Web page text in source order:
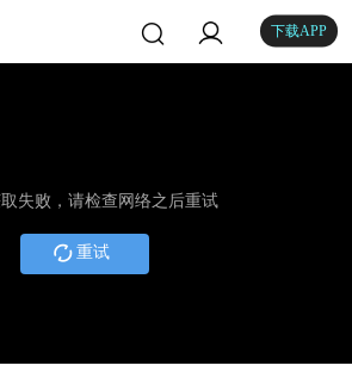
下载APP
失败，请检查网络之后重试
重试